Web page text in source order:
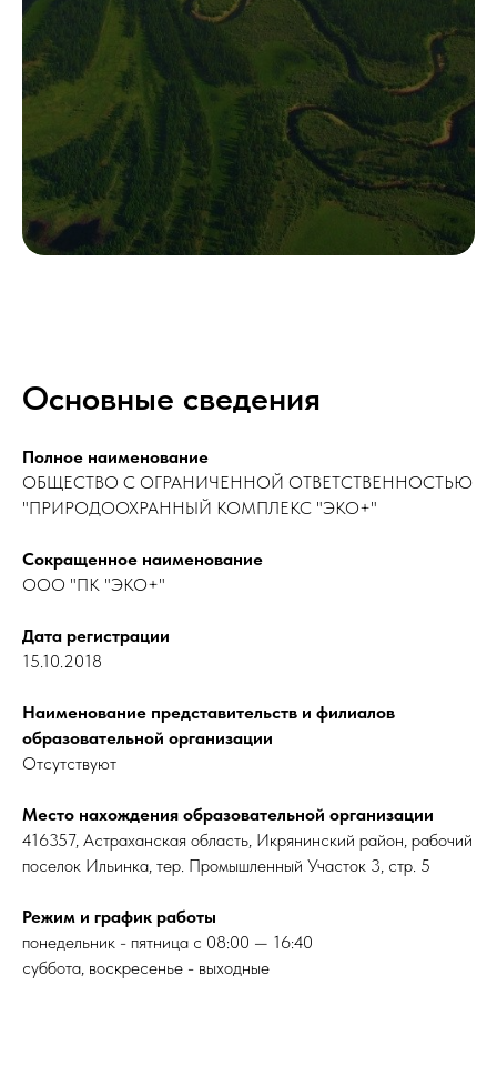
Основные сведения
Полное наименование
ОБЩЕСТВО С ОГРАНИЧЕННОЙ ОТВЕТСТВЕННОСТЬЮ
"ПРИРОДООХРАННЫЙ КОМПЛЕКС "ЭКО+"
Сокращенное наименование
ООО "ПК "ЭКО+"
Дата регистрации
15.10.2018
Наименование представительств и филиалов
образовательной организации
Отсутствуют
Место нахождения образовательной организации
416357, Астраханская область, Икрянинский район, рабочий
поселок Ильинка, тер. Промышленный Участок 3, стр. 5
Режим и график работы
понедельник - пятница с 08:00 — 16:40
суббота, воскресенье - выходные